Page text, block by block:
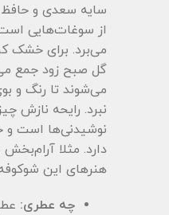
سایه سعدی و حافظ
از سوغات‌هایی
می‌برد. برای خشک
گل‌ صبح زود جمع‌
می‌شوند تا رنگ و
نبرد. رایحه‌ نازش
نوشیدنی‌ها است و
دارد. مثلا
هنرهای این
چه عطری: